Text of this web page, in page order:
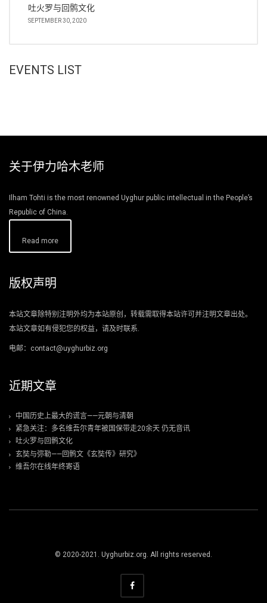
吐火罗与回鹘文化
SEPTEMBER 30, 2020
EVENTS LIST
关于伊力哈木老师
Ilham Tohti is the most renowned Uyghur public intellectual in the People’s
Republic of China.
Read more
版权声明
本站文章除特别注明外均为本站原创，转载需取得本站许可并注明文章出处。
本站文章如有侵犯您的权益，请及时联系.
电邮：contact@uyghurbiz.org
近期文章
中国历史上最大的谎言——元朝与清朝
紧急关注：多名维吾尔青年被国保带走20余天 仍无音讯
吐火罗与回鹘文化
玄奘与弥勒——回鹘文《玄奘传》研究》
维吾尔在线年终寄语
© 2020-2021. Uyghurbiz.org. All rights reserved.